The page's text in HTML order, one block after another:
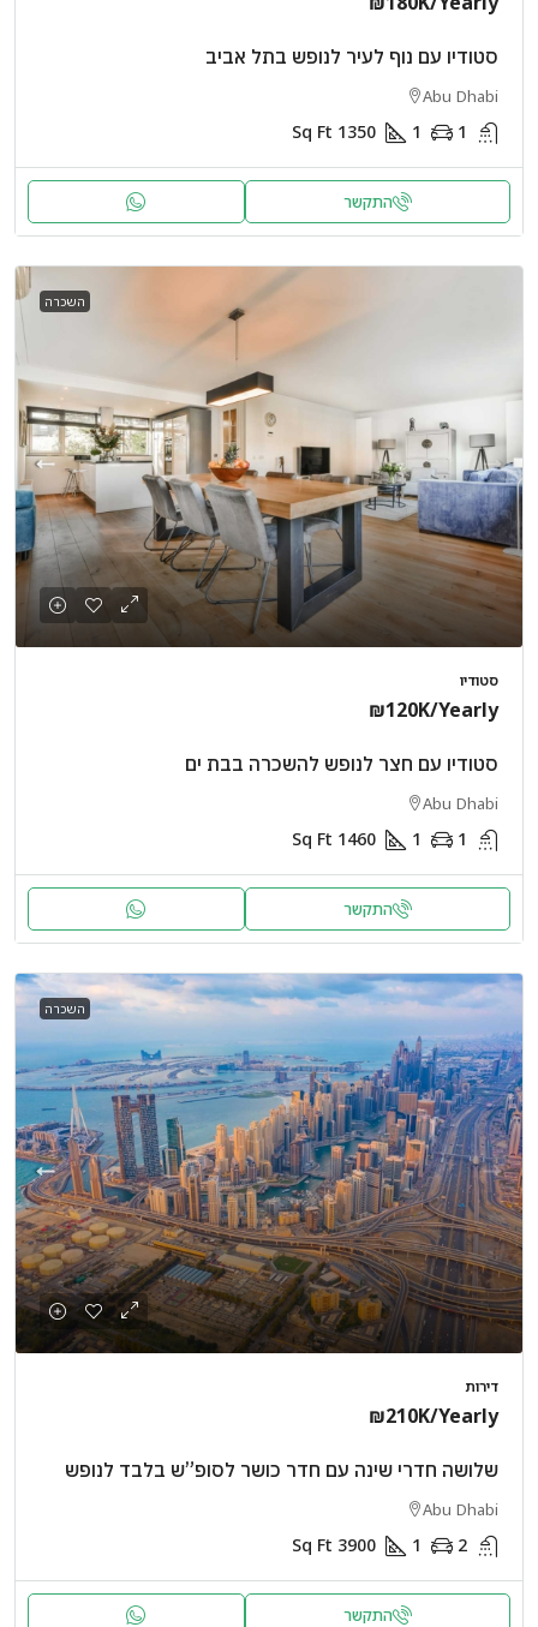
סטודיו עם נוף לעיר לנופש בתל אביב
Abu Dhabi
1
1
1350
Sq Ft
התקשר
השכרה
סטודיו
₪120K/Yearly
סטודיו עם חצר לנופש להשכרה בבת ים
Abu Dhabi
1
1
1460
Sq Ft
התקשר
השכרה
דירות
₪210K/Yearly
שלושה חדרי שינה עם חדר כושר לסופ”ש בלבד לנופש
Abu Dhabi
2
1
3900
Sq Ft
התקשר